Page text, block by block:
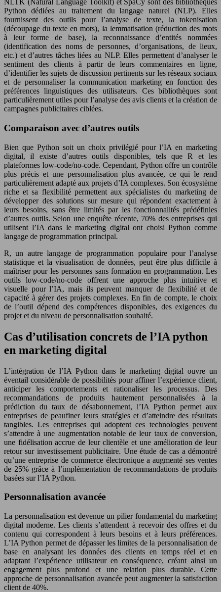
NLTK (Natural Language Toolkit) et SpaCy sont des bibliothèques
Python dédiées au traitement du langage naturel (NLP). Elles
fournissent des outils pour l’analyse de texte, la tokenisation
(découpage du texte en mots), la lemmatisation (réduction des mots
à leur forme de base), la reconnaissance d’entités nommées
(identification des noms de personnes, d’organisations, de lieux,
etc.) et d’autres tâches liées au NLP. Elles permettent d’analyser le
sentiment des clients à partir de leurs commentaires en ligne,
d’identifier les sujets de discussion pertinents sur les réseaux sociaux
et de personnaliser la communication marketing en fonction des
préférences linguistiques des utilisateurs. Ces bibliothèques sont
particulièrement utiles pour l’analyse des avis clients et la création de
campagnes publicitaires ciblées.
Comparaison avec d’autres outils
Bien que Python soit un choix privilégié pour l’IA en marketing
digital, il existe d’autres outils disponibles, tels que R et les
plateformes low-code/no-code. Cependant, Python offre un contrôle
plus précis et une personnalisation plus avancée, ce qui le rend
particulièrement adapté aux projets d’IA complexes. Son écosystème
riche et sa flexibilité permettent aux spécialistes du marketing de
développer des solutions sur mesure qui répondent exactement à
leurs besoins, sans être limités par les fonctionnalités prédéfinies
d’autres outils. Selon une enquête récente, 70% des entreprises qui
utilisent l’IA dans le marketing digital ont choisi Python comme
langage de programmation principal.
R, un autre langage de programmation populaire pour l’analyse
statistique et la visualisation de données, peut être plus difficile à
maîtriser pour les personnes sans formation en programmation. Les
outils low-code/no-code offrent une approche plus intuitive et
visuelle pour l’IA, mais ils peuvent manquer de flexibilité et de
capacité à gérer des projets complexes. En fin de compte, le choix
de l’outil dépend des compétences disponibles, des exigences du
projet et du niveau de personnalisation souhaité.
Cas d’utilisation concrets de l’IA python
en marketing digital
L’intégration de l’IA Python dans le marketing digital ouvre un
éventail considérable de possibilités pour affiner l’expérience client,
anticiper les comportements et rationaliser les processus. Des
recommandations de produits hautement personnalisées à la
prédiction du taux de désabonnement, l’IA Python permet aux
entreprises de peaufiner leurs stratégies et d’atteindre des résultats
tangibles. Les entreprises qui adoptent ces technologies peuvent
s’attendre à une augmentation notable de leur taux de conversion,
une fidélisation accrue de leur clientèle et une amélioration de leur
retour sur investissement publicitaire. Une étude de cas a démontré
qu’une entreprise de commerce électronique a augmenté ses ventes
de 25% grâce à l’implémentation de recommandations de produits
basées sur l’IA Python.
Personnalisation avancée
La personnalisation est devenue un pilier fondamental du marketing
digital moderne. Les clients s’attendent à recevoir des offres et du
contenu qui correspondent à leurs besoins et à leurs préférences.
L’IA Python permet de dépasser les limites de la personnalisation de
base en analysant les données des clients en temps réel et en
adaptant l’expérience utilisateur en conséquence, créant ainsi un
engagement plus profond et une relation plus durable. Cette
approche de personnalisation avancée peut augmenter la satisfaction
client de 40%.